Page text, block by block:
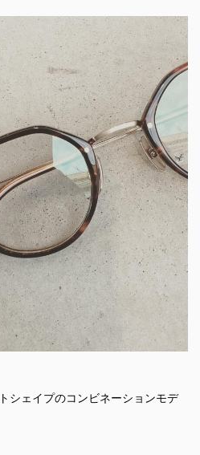
シェイプのコンビネーションモデ